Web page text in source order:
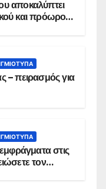
αποκαλύπτει
και πρόωρου
– πειρασμός για
εμφράγματα στις
τον